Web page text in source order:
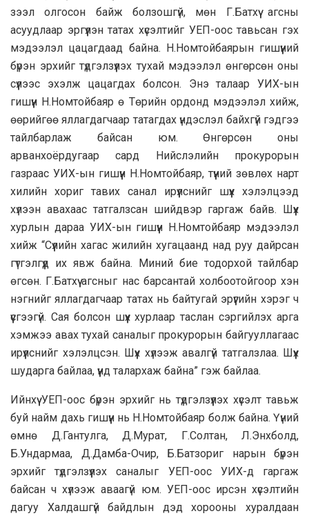
зээл олгосон байж болзошгүй, мөн Г.Батхүү агсны
асуудлаар эргүүлэн татах хүсэлтийг УЕП-оос тавьсан гэх
мэдээлэл цацагдаад байна. Н.Номтойбаярын гишүүний
бүрэн эрхийг түдгэлзүүлэх тухай мэдээлэл өнгөрсөн оны
сүүлээс эхэлж цацагдах болсон. Энэ талаар УИХ-ын
гишүүн Н.Номтойбаяр ө Төрийн ордонд мэдээлэл хийж,
өөрийгөө яллагдагчаар татагдах үндэслэл байхгүй гэдгээ
тайлбарлаж байсан юм. Өнгөрсөн оны
арванхоёрдугаар сард Нийслэлийн прокурорын
газраас УИХ-ын гишүүн Н.Номтойбаяр, түүний зөвлөх нарт
хилийн хориг тавих санал ирүүлснийг шүүх хэлэлцээд
хүлээн авахаас татгалзсан шийдвэр гаргаж байв. Шүүх
хурлын дараа УИХ-ын гишүүн Н.Номтойбаяр мэдээлэл
хийж “Сүүлийн хагас жилийн хугацаанд над руу дайрсан
гүтгэлгүүд их явж байна. Миний бие тодорхой тайлбар
өгсөн. Г.Батхүү агсныг нас барсантай холбоотойгоор хэн
нэгнийг яллагдагчаар татах нь байтугай эрүүгийн хэрэг ч
үүсгээгүй. Сая болсон шүүх хурлаар таслан сэргийлэх арга
хэмжээ авах тухай саналыг прокурорын байгууллагаас
ирүүлснийг хэлэлцсэн. Шүүх хүлээж авалгүй татгалзлаа. Шүүх
шударга байлаа, үүнд талархаж байна” гэж байлаа.
Ийнхүү УЕП-оос бүрэн эрхийг нь түдгэлзүүлэх хүсэлт тавьж
буй найм дахь гишүүн нь Н.Номтойбаяр болж байна. Үүний
өмнө Д.Гантулга, Д.Мурат, Г.Солтан, Л.Энхболд,
Б.Ундармаа, Д.Дамба-Очир, Б.Батзориг нарын бүрэн
эрхийг түдгэлзүүлэх саналыг УЕП-оос УИХ-д гаргаж
байсан ч хүлээж аваагүй юм. УЕП-оос ирсэн хүсэлтийн
дагуу Халдашгүй байдлын дэд хорооны хуралдаан